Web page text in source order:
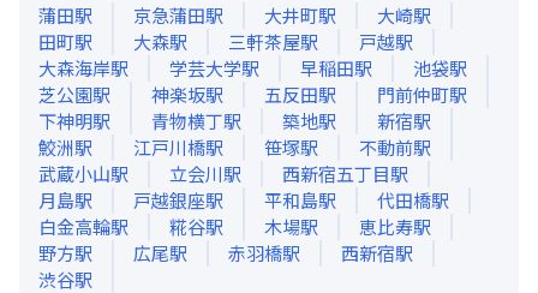
蒲田駅 京急蒲田駅 大井町駅 大崎駅
田町駅 大森駅 三軒茶屋駅 戸越駅
大森海岸駅 学芸大学駅 早稲田駅 池袋駅
芝公園駅 神楽坂駅 五反田駅 門前仲町駅
下神明駅 青物横丁駅 築地駅 新宿駅
鮫洲駅 江戸川橋駅 笹塚駅 不動前駅
武蔵小山駅 立会川駅 西新宿五丁目駅
月島駅 戸越銀座駅 平和島駅 代田橋駅
白金高輪駅 糀谷駅 木場駅 恵比寿駅
野方駅 広尾駅 赤羽橋駅 西新宿駅
渋谷駅